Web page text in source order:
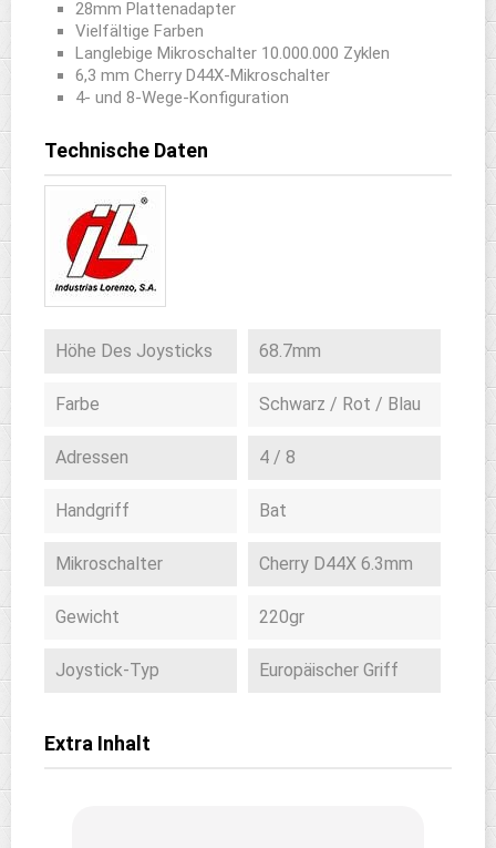
28mm Plattenadapter
Vielfältige Farben
Langlebige Mikroschalter 10.000.000 Zyklen
6,3 mm Cherry D44X-Mikroschalter
4- und 8-Wege-Konfiguration
Technische Daten
Höhe Des Joysticks 68.7mm
Farbe Schwarz / Rot / Blau
Adressen 4 / 8
Handgriff Bat
Mikroschalter Cherry D44X 6.3mm
Gewicht 220gr
Joystick-Typ Europäischer Griff
Extra Inhalt